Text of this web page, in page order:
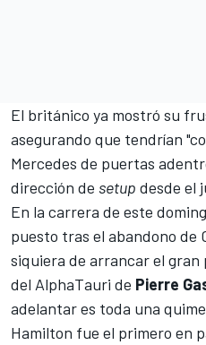
El británico ya mostró su
asegurando que tendrían
Mercedes de puertas
dirección de setup desde el
En la carrera de este
puesto tras el abandono de
siquiera de arrancar el gran
del AlphaTauri de Pierre
adelantar es toda una
Hamilton fue el primero en